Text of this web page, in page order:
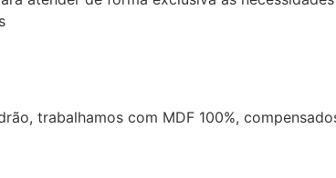
trabalhamos com MDF 100%,